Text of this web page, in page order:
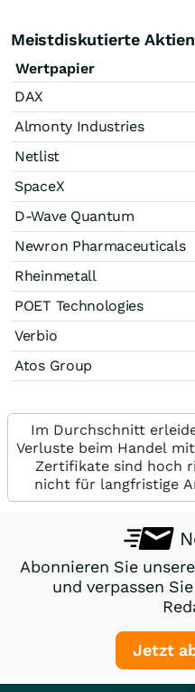
Meistdiskutierte
Wertpapier
DAX
Almonty Industries
Netlist
SpaceX
D-Wave Quantum
Newron Pharmaceuticals
Rheinmetall
POET Technologies
Verbio
Atos Group
Im Durchschnitt
Verluste beim Handel
Zertifikate sind hoch
nicht für langfristige
Abonnieren Sie
und verpassen
Jetzt